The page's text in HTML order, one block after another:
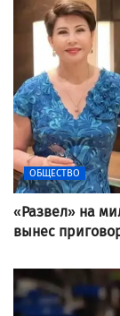
ОБЩЕСТВО
«Развел» на
вынес